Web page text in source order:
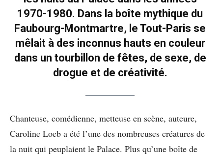
1970-1980. Dans la boîte mythique du
Faubourg-Montmartre, le Tout-Paris se
mêlait à des inconnus hauts en couleur
dans un tourbillon de fêtes, de sexe, de
drogue et de créativité.
Chanteuse, comédienne, metteuse en scène, auteure,
Caroline Loeb a été l’une des nombreuses créatures de
la nuit qui peuplaient le Palace. Plus qu’une boîte de